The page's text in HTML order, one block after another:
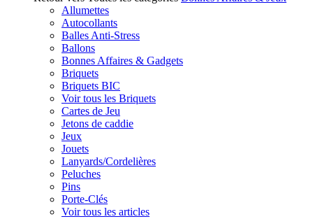
Allumettes
Autocollants
Balles Anti-Stress
Ballons
Bonnes Affaires & Gadgets
Briquets
Briquets BIC
Voir tous les Briquets
Cartes de Jeu
Jetons de caddie
Jeux
Jouets
Lanyards/Cordelières
Peluches
Pins
Porte-Clés
Voir tous les articles